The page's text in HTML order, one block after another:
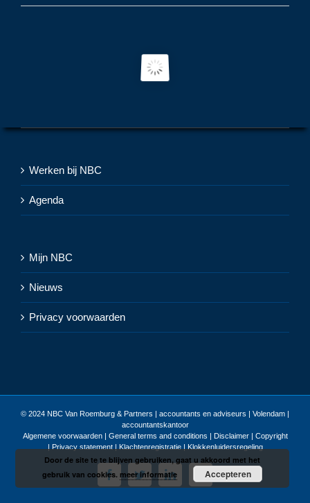
Werken bij NBC
Agenda
Mijn NBC
Nieuws
Privacy voorwaarden
© 2024 NBC Van Roemburg & Partners | accountants en adviseurs | Volendam |
accountantskantoor
Algemene voorwaarden| General terms and conditions
Disclaimer | Copyright
| Privacy statement|Klachtenregistratie|Klokkenluidersregeling
FacebookTwitterLinkedIn
E-
mail
Door de site te te blijven gebruiken, gaat u akkoord met het
gebruik van cookies.meer informatie Accepteren